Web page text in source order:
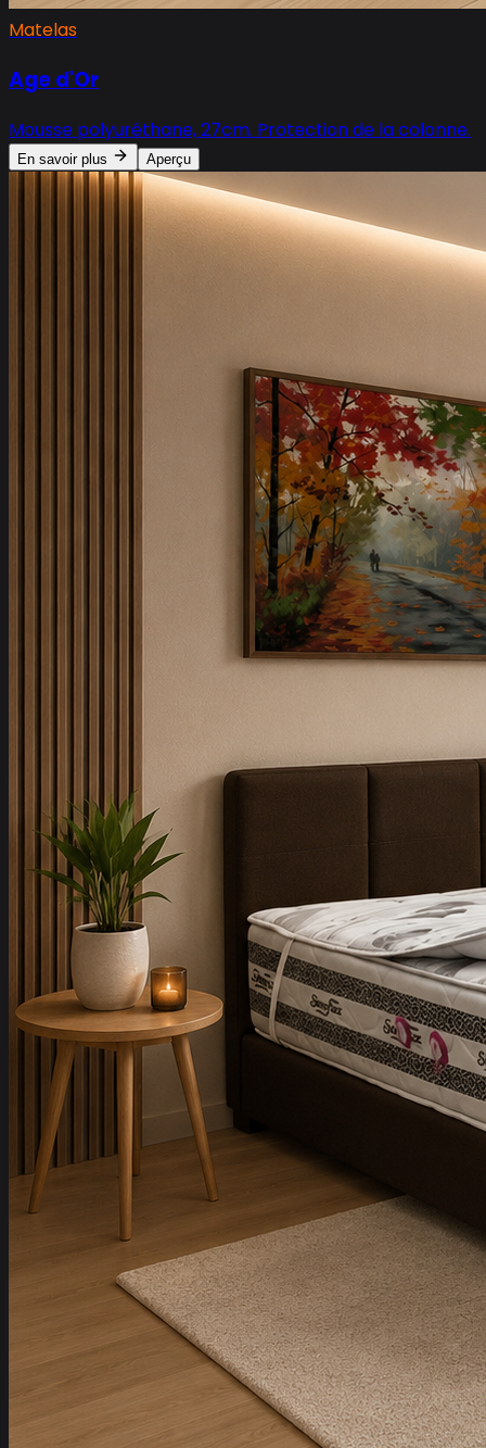
Matelas
Age d'Or
Mousse polyuréthane, 27cm. Protection de la colonne.
En savoir plus Aperçu